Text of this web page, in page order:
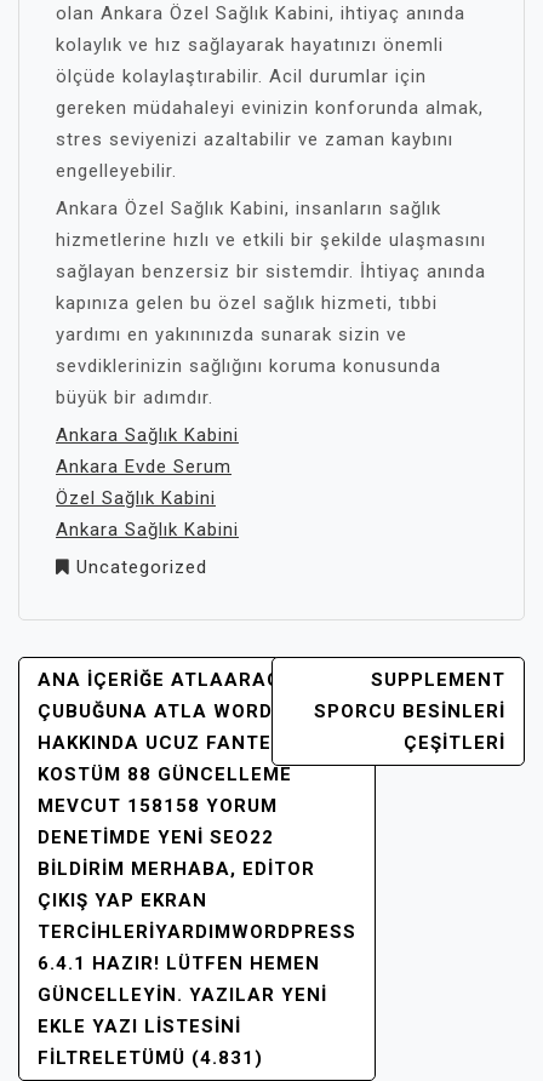
olan Ankara Özel Sağlık Kabini, ihtiyaç anında
kolaylık ve hız sağlayarak hayatınızı önemli
ölçüde kolaylaştırabilir. Acil durumlar için
gereken müdahaleyi evinizin konforunda almak,
stres seviyenizi azaltabilir ve zaman kaybını
engelleyebilir.
Ankara Özel Sağlık Kabini, insanların sağlık
hizmetlerine hızlı ve etkili bir şekilde ulaşmasını
sağlayan benzersiz bir sistemdir. İhtiyaç anında
kapınıza gelen bu özel sağlık hizmeti, tıbbi
yardımı en yakınınızda sunarak sizin ve
sevdiklerinizin sağlığını koruma konusunda
büyük bir adımdır.
Ankara Sağlık Kabini
Ankara Evde Serum
Özel Sağlık Kabini
Ankara Sağlık Kabini
Uncategorized
YAZI
GEZINMESI
ANA IÇERIĞE ATLAARAÇ
ÇUBUĞUNA ATLA WORDPRESS
HAKKINDA UCUZ FANTEZI
KOSTÜM 88 GÜNCELLEME
MEVCUT 158158 YORUM
DENETIMDE YENI SEO22
BILDIRIM MERHABA, EDITOR
ÇIKIŞ YAP EKRAN
TERCIHLERIYARDIMWORDPRESS
6.4.1 HAZIR! LÜTFEN HEMEN
GÜNCELLEYIN. YAZILAR YENI
EKLE YAZI LISTESINI
FILTRELETÜMÜ (4.831)
SUPPLEMENT
SPORCU BESINLERI
ÇEŞITLERI